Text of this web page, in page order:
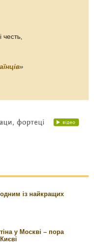
»
одним із найкращих
у Москві – пора